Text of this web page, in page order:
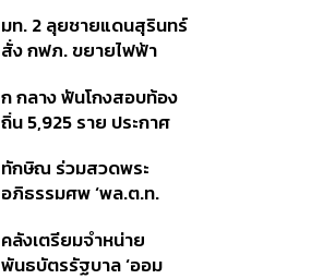
ชายแดน ท่าเรือน้ำลึก
ทวาย
มท. 2 ลุยชายแดนสุรินทร์
สั่ง กฟภ. ขยายไฟฟ้า
350’ เสริมความมั่นคง
ชายแดน
ก กลาง ฟันโกงสอบท้อง
ถิ่น 5,925 ราย ประกาศ
ราย รอ ป.ป.ช. ขีดเส้นแล้ว
เสร็จ 31 ส.ค.
ทักษิณ ร่วมสวดพระ
อภิธรรมศพ ‘พล.ต.ท.
สิน’ สิริอายุ 103 ปี แกนนำ
เพื่อไทย-บุคคลหลาก
คลังเตรียมจำหน่าย
พันธบัตรรัฐบาล ‘ออม